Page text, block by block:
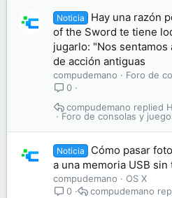
Noticia
Hay una razón
of the Sword te tiene
jugarlo: "Nos
de acción antiguas
compudemano
Foro de
0
Foro de consolas y
compudemano
Noticia
Cómo pasar
a una memoria USB
compudemano
OS X
0
compudemano